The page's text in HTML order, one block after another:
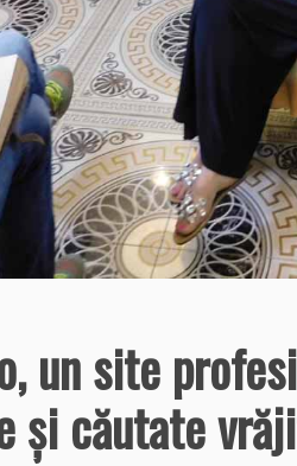
un site
și căutate